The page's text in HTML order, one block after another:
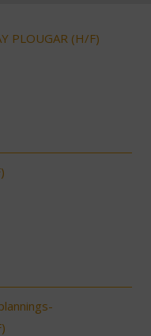
PLOUGAR (H/F)